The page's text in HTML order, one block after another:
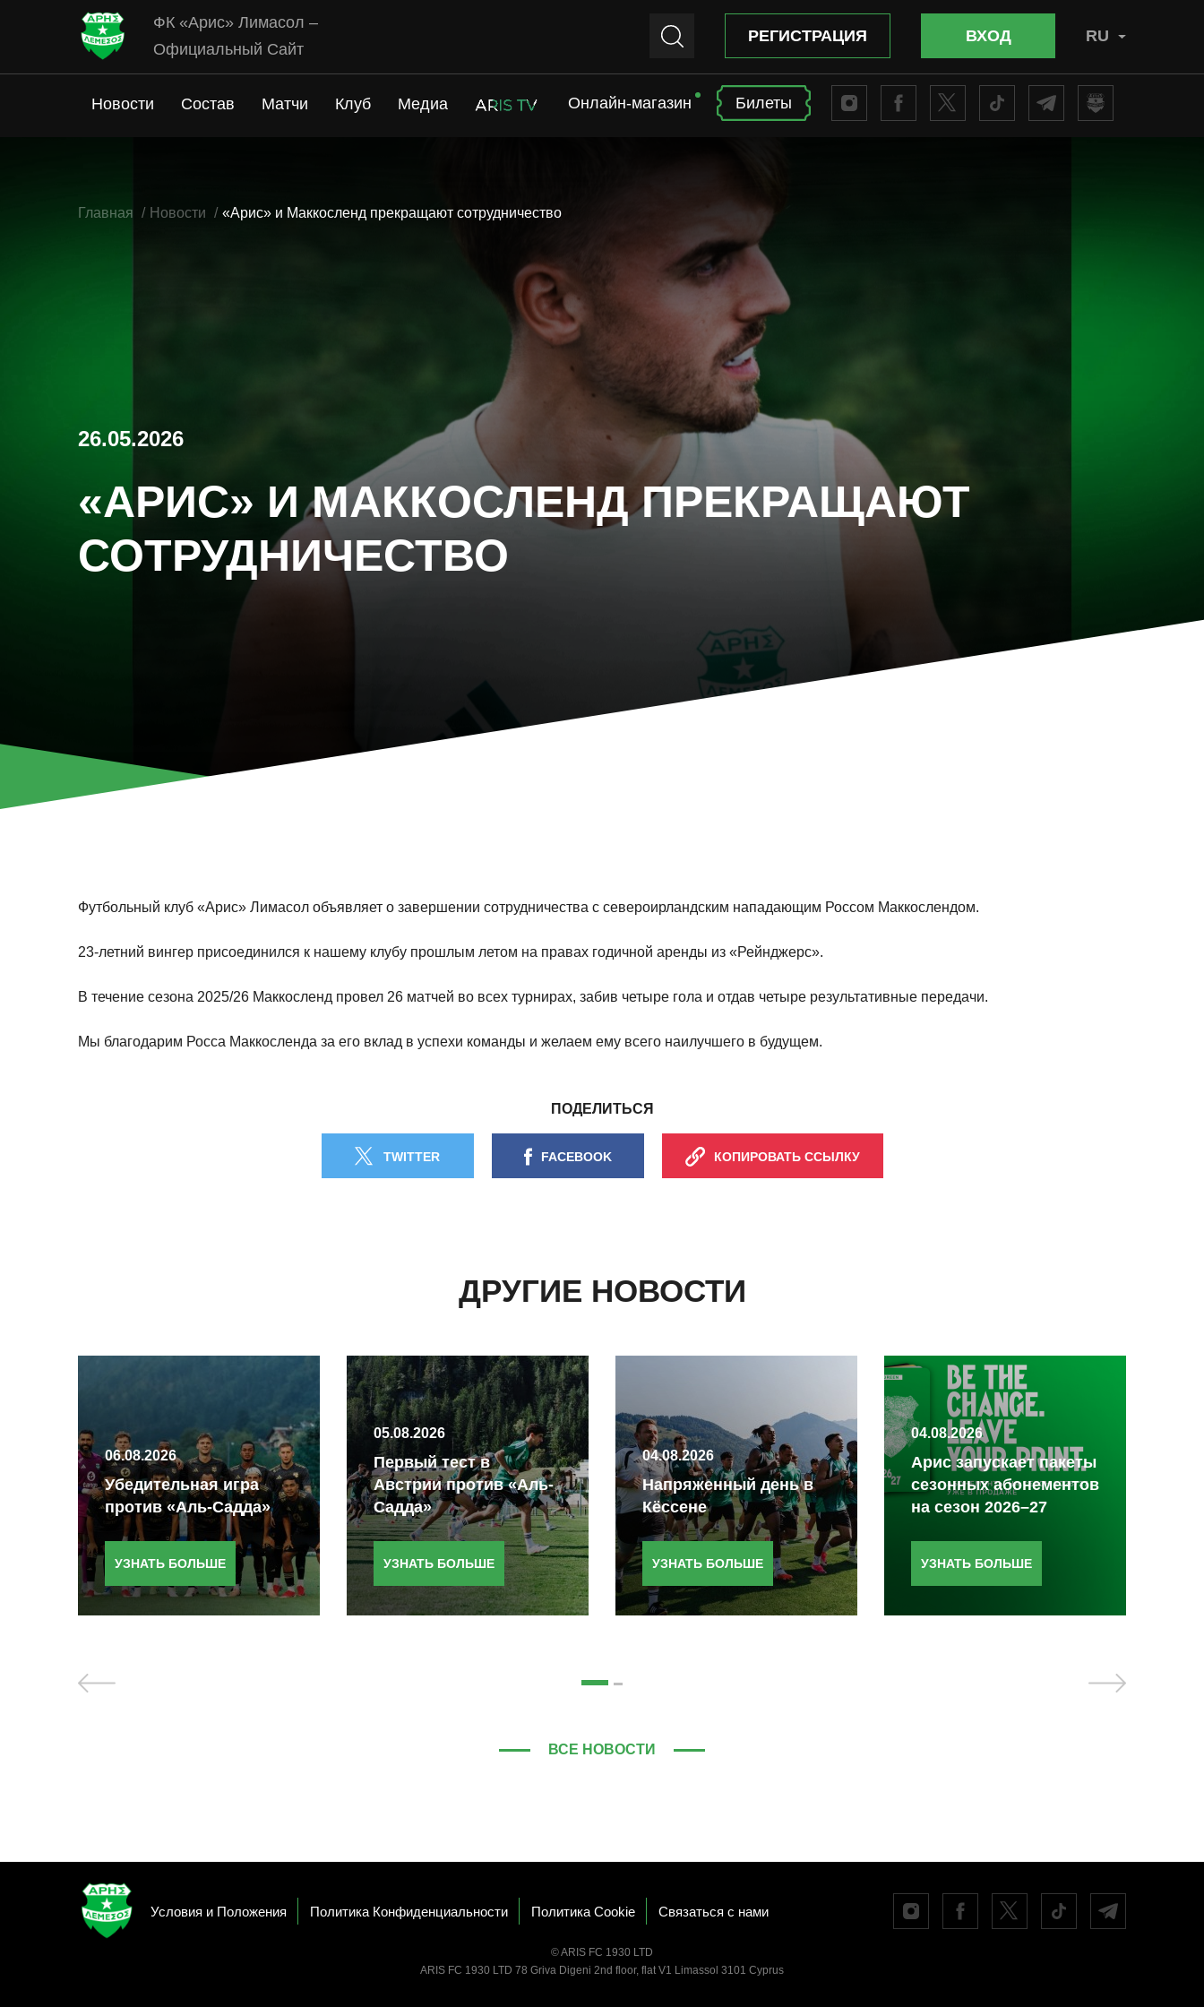
ФК «Арис» Лимасол –
Официальный Сайт
РЕГИСТРАЦИЯ ВХОД RU
Новости Состав Матчи Клуб Медиа ARIS TV Онлайн-магазин Билеты
Главная Новости «Арис» и Маккосленд прекращают сотрудничество
26.05.2026
«АРИС» И МАККОСЛЕНД ПРЕКРАЩАЮТ
СОТРУДНИЧЕСТВО
Футбольный клуб «Арис» Лимасол объявляет о завершении сотрудничества с североирландским нападающим Россом Маккослендом.
23-летний вингер присоединился к нашему клубу прошлым летом на правах годичной аренды из «Рейнджерс».
В течение сезона 2025/26 Маккосленд провел 26 матчей во всех турнирах, забив четыре гола и отдав четыре результативные передачи.
Мы благодарим Росса Маккосленда за его вклад в успехи команды и желаем ему всего наилучшего в будущем.
ПОДЕЛИТЬСЯ
TWITTER FACEBOOK КОПИРОВАТЬ ССЫЛКУ
ДРУГИЕ НОВОСТИ
06.08.2026
Убедительная игра
против «Аль-Садда»
УЗНАТЬ БОЛЬШЕ
05.08.2026
Первый тест в
Австрии против «Аль-
Садда»
УЗНАТЬ БОЛЬШЕ
04.08.2026
Напряженный день в
Кёссене
УЗНАТЬ БОЛЬШЕ
04.08.2026
Арис запускает пакеты
сезонных абонементов
на сезон 2026–27
УЗНАТЬ БОЛЬШЕ
ВСЕ НОВОСТИ
Условия и Положения Политика Конфиденциальности Политика Cookie Связаться с нами
© ARIS FC 1930 LTD
ARIS FC 1930 LTD 78 Griva Digeni 2nd floor, flat V1 Limassol 3101 Cyprus